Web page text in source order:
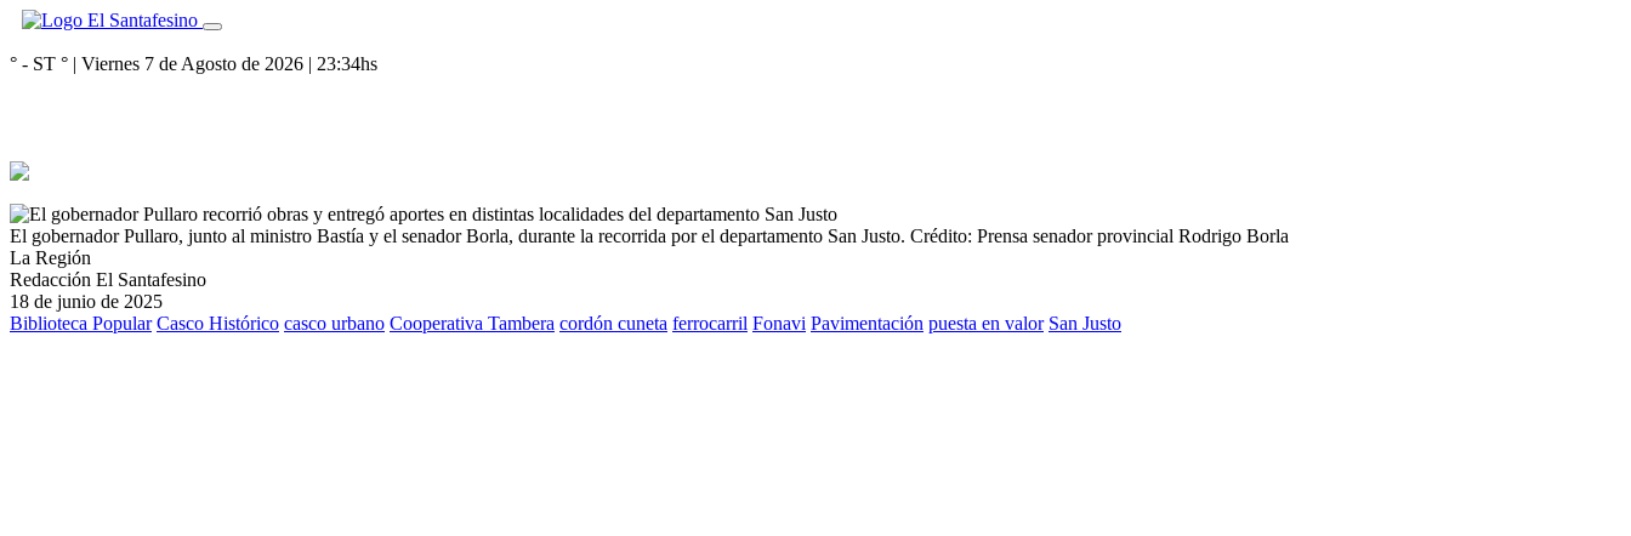
° - ST ° | Viernes 7 de Agosto de 2026 | 23:34hs
El gobernador Pullaro, junto al ministro Bastía y el senador Borla, durante la recorrida por el departamento San Justo. Crédito: Prensa senador provincial Rodrigo Borla
La Región
Redacción El Santafesino
18 de junio de 2025
Biblioteca Popular Casco Histórico casco urbano Cooperativa Tambera cordón cuneta ferrocarril Fonavi Pavimentación puesta en valor San Justo